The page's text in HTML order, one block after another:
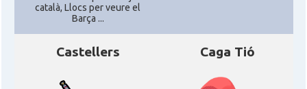
català, Llocs per veure el
Barça ...
Castellers Caga Tió